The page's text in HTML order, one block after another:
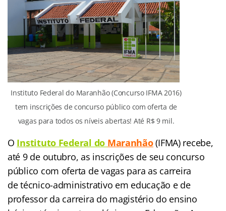
Instituto Federal do Maranhão (Concurso IFMA 2016)
tem inscrições de concurso público com oferta de
vagas para todos os níveis abertas! Até R$ 9 mil.
O Instituto Federal do Maranhão(IFMA) recebe,
até 9 de outubro, as inscrições de seu concurso
público com oferta de vagas para as carreira
de técnico-administrativo em educação e de
professor da carreira do magistério do ensino